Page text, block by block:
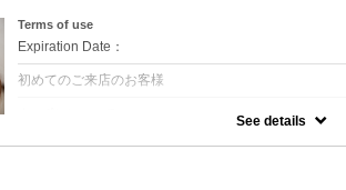
Terms of use
Expiration Date：
初めてのご来店のお客様
を目指し、根元カラーと頭皮ケアで未来の髪を守りま
※こちらはヘナではなく、通常の白髪染め(ヘアカラ
See details